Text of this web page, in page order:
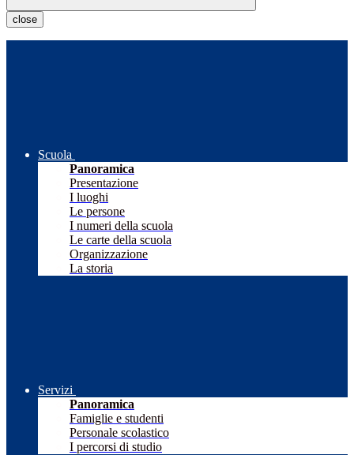
close
Scuola
Panoramica
Presentazione
I luoghi
Le persone
I numeri della scuola
Le carte della scuola
Organizzazione
La storia
Servizi
Panoramica
Famiglie e studenti
Personale scolastico
I percorsi di studio